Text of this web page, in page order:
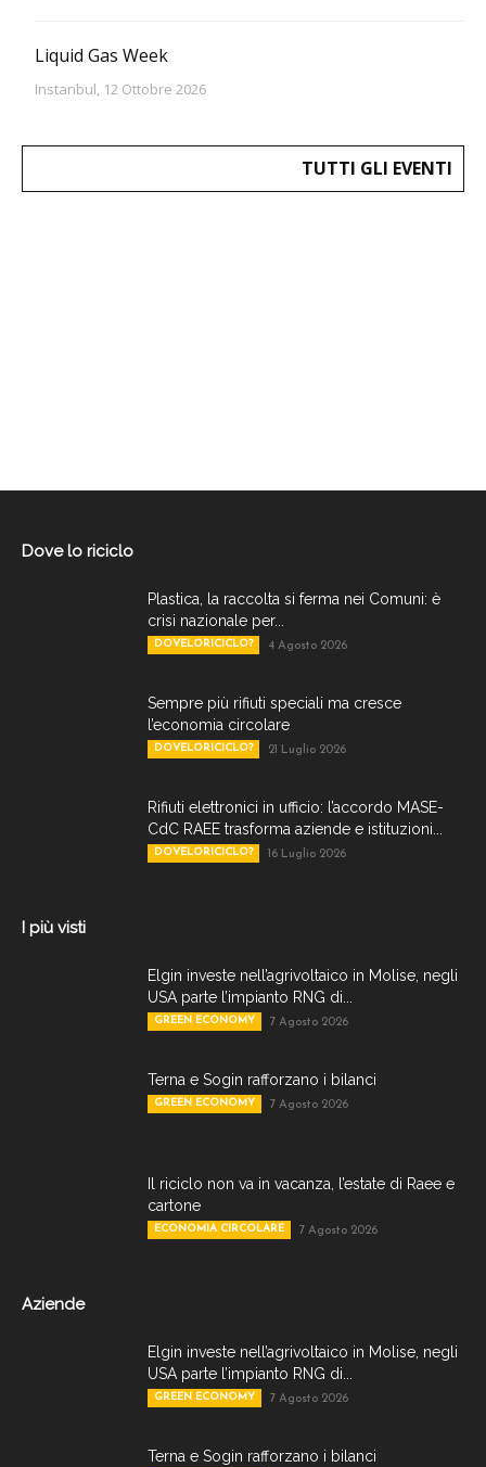
Liquid Gas Week
Instanbul, 12 Ottobre 2026
TUTTI GLI EVENTI
Dove lo riciclo
Plastica, la raccolta si ferma nei Comuni: è
crisi nazionale per...
DOVELORICICLO? 4 Agosto 2026
Sempre più rifiuti speciali ma cresce
l’economia circolare
DOVELORICICLO? 21 Luglio 2026
Rifiuti elettronici in ufficio: l’accordo MASE-
CdC RAEE trasforma aziende e istituzioni...
DOVELORICICLO? 16 Luglio 2026
I più visti
Elgin investe nell’agrivoltaico in Molise, negli
USA parte l’impianto RNG di...
GREEN ECONOMY 7 Agosto 2026
Terna e Sogin rafforzano i bilanci
GREEN ECONOMY 7 Agosto 2026
Il riciclo non va in vacanza, l’estate di Raee e
cartone
ECONOMIA CIRCOLARE 7 Agosto 2026
Aziende
Elgin investe nell’agrivoltaico in Molise, negli
USA parte l’impianto RNG di...
GREEN ECONOMY 7 Agosto 2026
Terna e Sogin rafforzano i bilanci